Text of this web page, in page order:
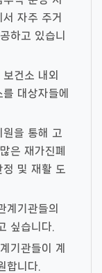
자주 주거
하고 있습니
건소 내외
대상자들에
을 통해 고
은 재가진폐
및 재활 도
계기관들의
싶습니다.
기관들이 계
합니다.